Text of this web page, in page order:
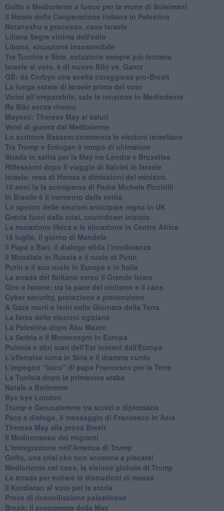
Golfo e Medioriente a fuoco per la morte di Soleimani
Il Natale della Cooperazione italiana in Palestina
Netanyahu a processo, caos Israele
Liliana Segre vittima dell'odio
Libano, situazione insostenibile
Tra Turchia e Siria, soluzione sempre più lontana
Israele al voto, è di nuovo Bibi vs. Gantz
GB: da Corbyn una scelta coraggiosa pro-Brexit
La lunga estate di Israele prima del voto
Vicini all’irreparabile, sale la tensione in Medioriente
Re Bibi senza ritorno
Mayexit: Theresa May ai saluti
Venti di guerra dal Medioriente
Lo scrittore Bassem commenta le elezioni israeliane
Tra Trump e Erdogan è tempo di ultimatum
Strada in salita per la May tra Londra e Bruxelles
Riflessioni dopo il viaggio di Salvini in Israele
Israele: resa di Hamas e dimissioni del ministro
10 anni fa la scomparsa di Padre Michele Piccirilli
In Brasile è il momento della verità
Lo spettro delle elezioni anticipate regna in UK
Grecia fuori dalla crisi, countdown iniziato
La mutazione libica e la situazione in Centro Africa
18 luglio, il giorno di Mandela
Il Papa a Bari: il dialogo sfida l’intolleranza
Il Mondiale in Russia e il ruolo di Putin
Putin e il suo ruolo in Europa e in Italia
La strada del Sultano verso il Grande Islam
Giro e Israele: tra la pace del ciclismo e il caos
Cyber security, protezione e prevenzione
A Gaza morti e feriti nella Giornata della Terra
La farsa delle elezioni egiziane
La Palestina dopo Abu Mazen
La Serbia e il Montenegro in Europa
Polonia e altri stati dell'Est lontani dall'Europa
L'offensiva turca in Siria e il dramma curdo
L’impegno “laico” di papa Francesco per la Terra
La Tunisia dopo la primavera araba
Natale a Betlemme
Bye bye London
Trump e Gerusalemme tra screzi e diplomazia
Pace e dialogo, il messaggio di Francesco in Asia
Theresa May alla prova Brexit
Il Mediterraneo dei migranti
L'immigrazione nell'America di Trump
Golfo, una crisi che non accenna a placarsi
Medioriente nel caos, la visione globale di Trump
La strada per evitare le distruzioni di massa
Il Kurdistan al voto per la storia
Prove di riconciliazione palestinese
Brexit: il programma della May